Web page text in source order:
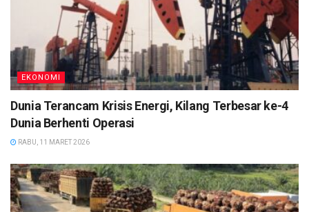
EKONOMI
Dunia Terancam Krisis Energi, Kilang Terbesar ke-4
Dunia Berhenti Operasi
RABU, 11 MARET 2026